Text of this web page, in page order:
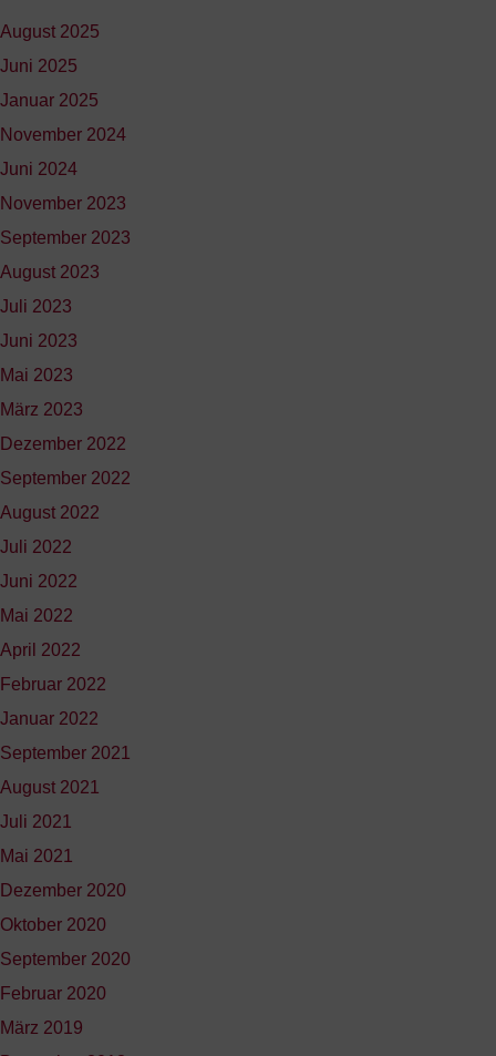
August 2025
Juni 2025
Januar 2025
November 2024
Juni 2024
November 2023
September 2023
August 2023
Juli 2023
Juni 2023
Mai 2023
März 2023
Dezember 2022
September 2022
August 2022
Juli 2022
Juni 2022
Mai 2022
April 2022
Februar 2022
Januar 2022
September 2021
August 2021
Juli 2021
Mai 2021
Dezember 2020
Oktober 2020
September 2020
Februar 2020
März 2019